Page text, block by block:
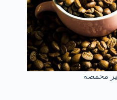
محمصة